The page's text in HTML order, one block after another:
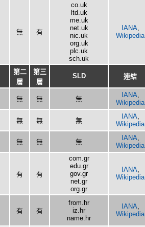
無 有
co.uk
ltd.uk
me.uk
net.uk
nic.uk
org.uk
plc.uk
sch.uk
IANA,
Wikipedia
第二
層
第三
層
SLD 連結
無 無 無
IANA
Wikipedia
無 無 無
IANA,
Wikipedia
無 無 無
IANA
Wikipedia
有 有
com.gr
edu.gr
gov.gr
net.gr
org.gr
IANA,
Wikipedia
有 有
from.hr
iz.hr
name.hr
IANA
Wikipedia